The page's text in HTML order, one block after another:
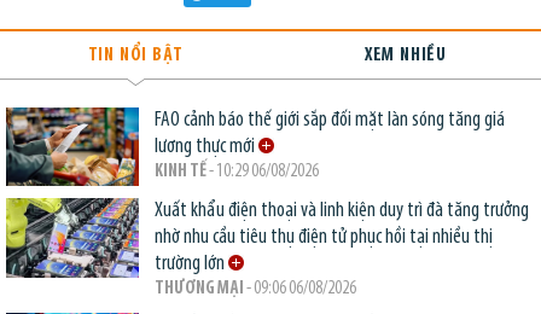
TIN NỔI BẬT XEM NHIỀU
FAO cảnh báo thế giới sắp đối mặt làn sóng tăng giá
lương thực mới
KINH TẾ- 10:29 06/08/2026
Xuất khẩu điện thoại và linh kiện duy trì đà tăng trưởng
nhờ nhu cầu tiêu thụ điện tử phục hồi tại nhiều thị
trường lớn
THƯƠNG MẠI - 09:06 06/08/2026